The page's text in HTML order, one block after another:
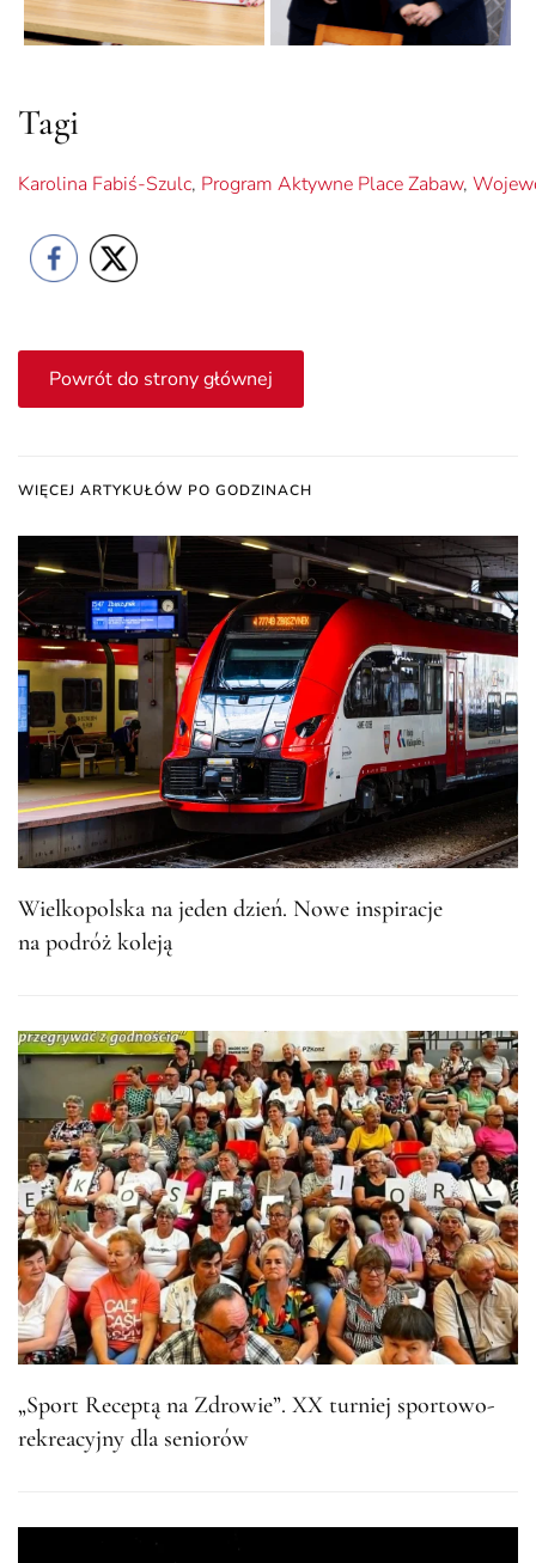
Tagi
Karolina Fabiś-Szulc, Program Aktywne Place Zabaw,
Powrót do strony głównej
WIĘCEJ ARTYKUŁÓW PO GODZINACH
Wielkopolska na jeden dzień. Nowe inspiracje
na podróż koleją
„Sport Receptą na Zdrowie”. XX turniej sportowo-
rekreacyjny dla seniorów